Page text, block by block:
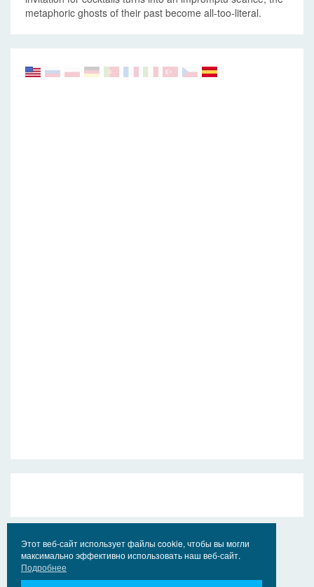
metaphoric ghosts of their past become all-too-literal.
Этот веб-сайт использует файлы cookie, чтобы вы могли
максимально эффективно использовать наш веб-сайт.
Подробнее